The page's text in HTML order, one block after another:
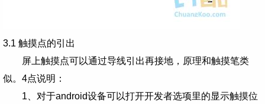
3.1 触摸点的引出
屏上触摸点可以通过导线引出再接地，原理和触摸笔类
似。4点说明：
1、对于android设备可以打开开发者选项里的显示触摸位